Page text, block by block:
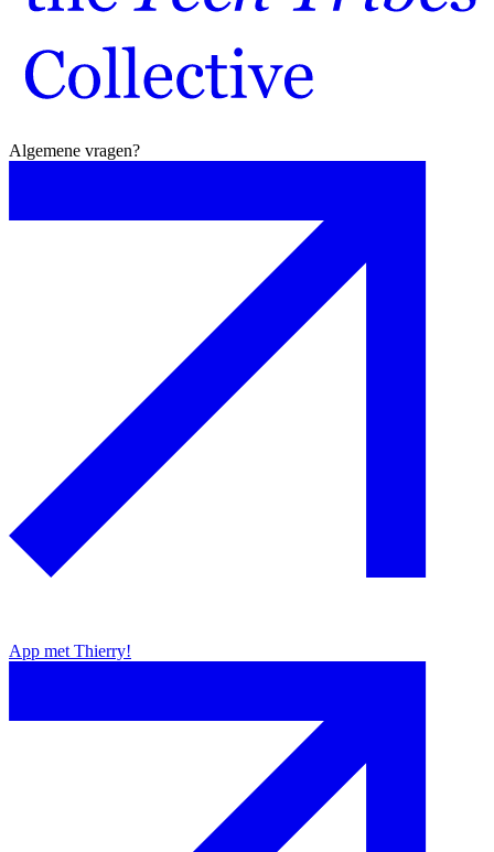
Algemene vragen?
App met Thierry!